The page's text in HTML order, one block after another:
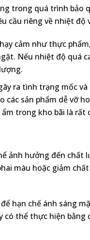
trong quá trình bảo
cầu riêng về nhiệt độ
cảm như thực
Nếu nhiệt độ quá
ra tình trạng mốc
sản phẩm dễ vỡ
trong kho bãi là rất
ảnh hưởng đến chất
màu hoặc giảm
hạn chế ánh sáng
thể thực hiện bằng